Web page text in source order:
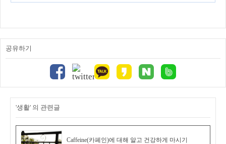
공유하기
'생활' 의 관련글
Caffeine(카페인)에 대해 알고 건강하게 마시기